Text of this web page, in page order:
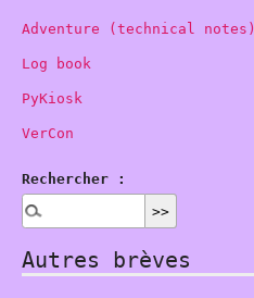
Adventure (technical notes)
Log book
PyKiosk
VerCon
Rechercher :
Autres brèves